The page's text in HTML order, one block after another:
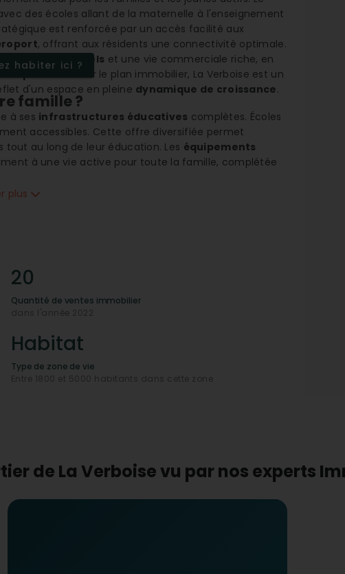
des écoles allant de la maternelle à l'enseignement
est renforcée par un accès facilité aux
, offrant aux résidents une connectivité optimale.
espaces culturels et une vie commerciale riche, en
de proximité. Sur le plan immobilier, La Verboise est un
d'un espace en pleine dynamique de croissance.
habiter ici ?
famille ?
à ses infrastructures éducatives complètes. Écoles
accessibles. Cette offre diversifiée permet
au long de leur éducation. Les équipements
à une vie active pour toute la famille, complétée
et sécurisant.
facilitée par la proximité des commerces essentiels
immobilières, et services
la gestion des besoins quotidiens. La présence
une touche pratique et conviviale à la vie locale.
plus
20
Quantité de ventes immobilier
dans l'année 2022
Habitat
Type de zone de vie
Entre 1800 et 5000 habitants dans cette zone
de La Verboise vu par nos experts